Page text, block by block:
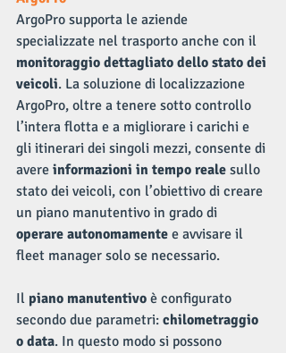
ArgoPro supporta le aziende
specializzate nel trasporto anche con il
monitoraggio dettagliato dello stato dei
veicoli. La soluzione di localizzazione
ArgoPro, oltre a tenere sotto controllo
l’intera flotta e a migliorare i carichi e
gli itinerari dei singoli mezzi, consente di
avere informazioni in tempo reale sullo
stato dei veicoli, con l’obiettivo di creare
un piano manutentivo in grado di
operare autonomamente e avvisare il
fleet manager solo se necessario.
Il piano manutentivo è configurato
secondo due parametri: chilometraggio
o data. In questo modo si possono